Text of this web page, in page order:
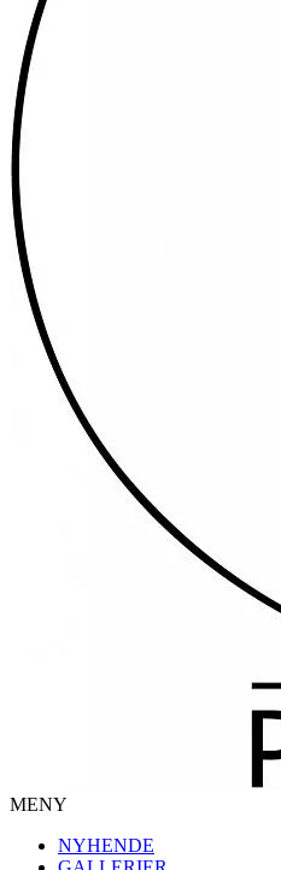
MENY
NYHENDE